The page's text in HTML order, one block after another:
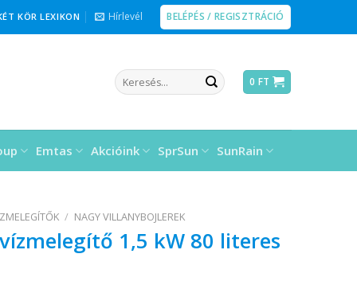
KÖR LEXIKON Hírlevél BELÉPÉS / REGISZTRÁCIÓ
Keresés
a
0 FT
Emtas Akcióink SprSun SunRain
/ NAGY VILLANYBOJLEREK
1,5 kW 80 literes